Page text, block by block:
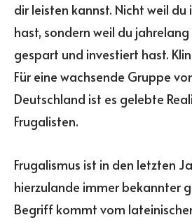
dir leisten kannst. Nicht weil
hast, sondern weil du
gespart und investiert hast.
Für eine wachsende Gruppe
Deutschland ist es gelebte
Frugalisten.
Frugalismus ist in den letzten
hierzulande immer bekannter
Begriff kommt vom